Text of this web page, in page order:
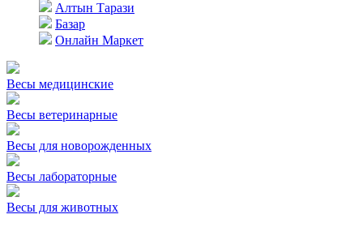
Алтын Тарази
Базар
Онлайн Маркет
Весы медицинские
Весы ветеринарные
Весы для новорожденных
Весы лабораторные
Весы для животных